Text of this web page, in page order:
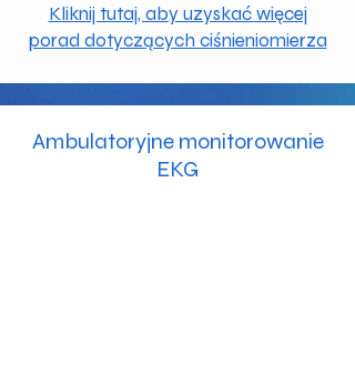
Kliknij tutaj, aby uzyskać więcej
porad dotyczących ciśnieniomierza
Ambulatoryjne monitorowanie
EKG